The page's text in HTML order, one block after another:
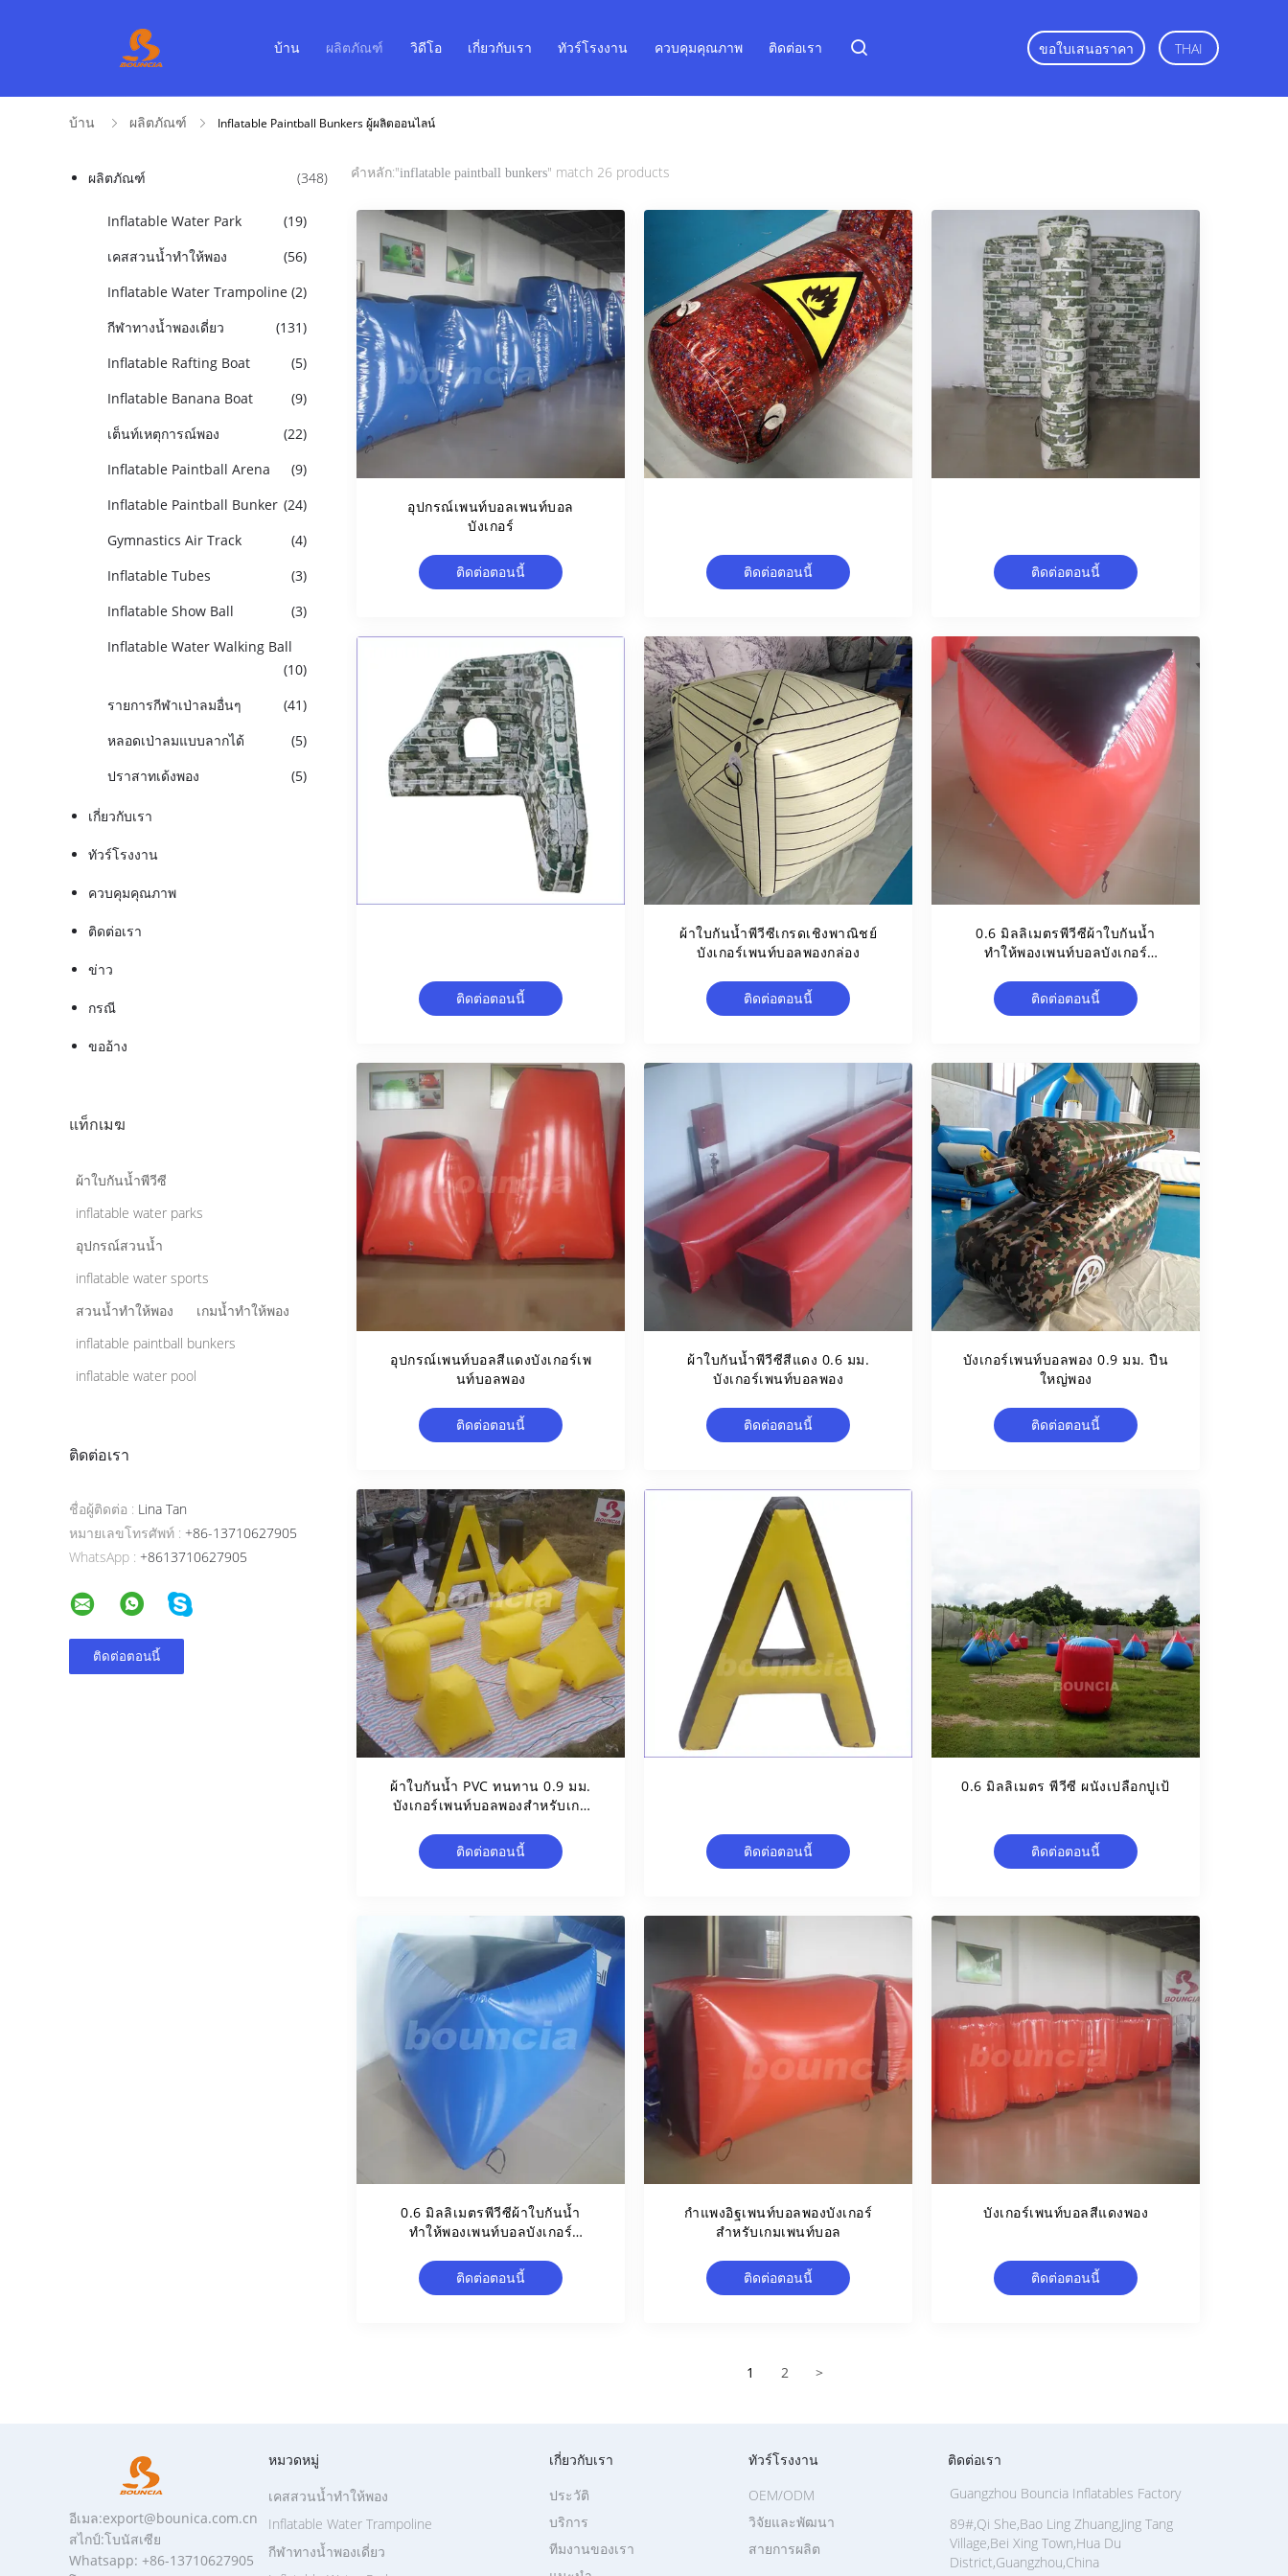
บ้าน ผลิตภัณฑ์ วิดีโอ เกี่ยวกับเรา ทัวร์โรงงาน ควบคุมคุณภาพ ติดต่อเรา ขอใบเสนอราคา THAI
บ้าน ผลิตภัณฑ์ Inflatable Paintball Bunkers ผู้ผลิตออนไลน์
ผลิตภัณฑ์ (348)
Inflatable Water Park
(19)
เคสสวนน้ำทำให้พอง
(56)
Inflatable Water Trampoline (2)
กีฬาทางน้ำพองเดี่ยว
(131)
Inflatable Rafting Boat
(5)
Inflatable Banana Boat
(9)
เต็นท์เหตุการณ์พอง
(22)
Inflatable Paintball Arena
(9)
Inflatable Paintball Bunker (24)
Gymnastics Air Track
(4)
Inflatable Tubes
(3)
Inflatable Show Ball
(3)
Inflatable Water Walking Ball
(10)
รายการกีฬาเป่าลมอื่นๆ
(41)
หลอดเป่าลมแบบลากได้
(5)
ปราสาทเด้งพอง
(5)
เกี่ยวกับเรา
ทัวร์โรงงาน
ควบคุมคุณภาพ
ติดต่อเรา
ข่าว
กรณี
ขออ้าง
แท็กเมฆ
ผ้าใบกันน้ำพีวีซี
inflatable water parks
อุปกรณ์สวนน้ำ
inflatable water sports
สวนน้ำทำให้พอง
เกมน้ำทำให้พอง
inflatable paintball bunkers
inflatable water pool
ติดต่อเรา
ชื่อผู้ติดต่อ : Lina Tan
หมายเลขโทรศัพท์ : +86-13710627905
WhatsApp : +8613710627905
คำหลัก:"inflatable paintball bunkers" match 26 products
อุปกรณ์เพนท์บอลเพนท์บอล
บังเกอร์
ติดต่อตอนนี้ ติดต่อตอนนี้ ติดต่อตอนนี้
ติดต่อตอนนี้
ผ้าใบกันน้ำพีวีซีเกรดเชิงพาณิชย์
บังเกอร์เพนท์บอลพองกล่อง
ติดต่อตอนนี้
0.6 มิลลิเมตรพีวีซีผ้าใบกันน้ำ
ทำให้พองเพนท์บอลบังเกอร์
ติดต่อตอนนี้
อุปกรณ์เพนท์บอลสีแดงบังเกอร์เพ
นท์บอลพอง
ติดต่อตอนนี้
ผ้าใบกันน้ำพีวีซีสีแดง 0.6 มม.
บังเกอร์เพนท์บอลพอง
ติดต่อตอนนี้
บังเกอร์เพนท์บอลพอง 0.9 มม. ปืน
ใหญ่พอง
ติดต่อตอนนี้
ผ้าใบกันน้ำ PVC ทนทาน 0.9 มม.
บังเกอร์เพนท์บอลพองสำหรับเกม
ติดต่อตอนนี้
ติดต่อตอนนี้
0.6 มิลลิเมตร พีวีซี ผนังเปลือกปูเป้
ติดต่อตอนนี้
0.6 มิลลิเมตรพีวีซีผ้าใบกันน้ำ
ทำให้พองเพนท์บอลบังเกอร์
ติดต่อตอนนี้
กำแพงอิฐเพนท์บอลพองบังเกอร์
สำหรับเกมเพนท์บอล
ติดต่อตอนนี้
บังเกอร์เพนท์บอลสีแดงพอง
ติดต่อตอนนี้
1 2 >
อีเมล:export@bounica.com.cn
สไกป์:โบนัสเซีย
Whatsapp: +86-13710627905
หมวดหมู่
เคสสวนน้ำทำให้พอง
Inflatable Water Trampoline
กีฬาทางน้ำพองเดี่ยว
เกี่ยวกับเรา
ประวัติ
บริการ
ทีมงานของเรา
ทัวร์โรงงาน
สายการผลิต
OEM/ODM
วิจัยและพัฒนา
ติดต่อเรา
Guangzhou Bouncia Inflatables Factory
89#,Qi She,Bao Ling Zhuang,Jing Tang
Village,Bei Xing Town,Hua Du
District,Guangzhou,China